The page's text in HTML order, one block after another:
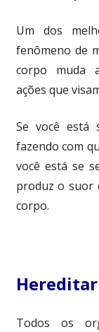
Um dos
fenômeno de
corpo muda
ações que
Se você está
fazendo com
você está se
produz o suor
corpo.
Todos os